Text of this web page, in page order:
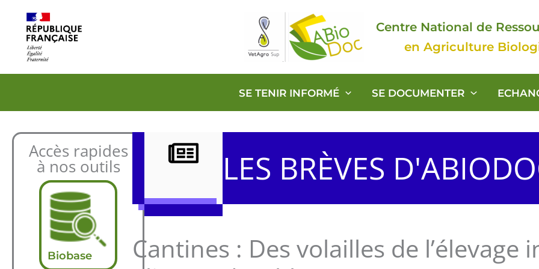
contenu
Centre National de
en Agriculture
SE TENIR INFORMÉ SE DOCUMENTER
Accès rapides
à nos outils
Biobase
LES BRÈVES
Cantines : Des volailles de l’élevage